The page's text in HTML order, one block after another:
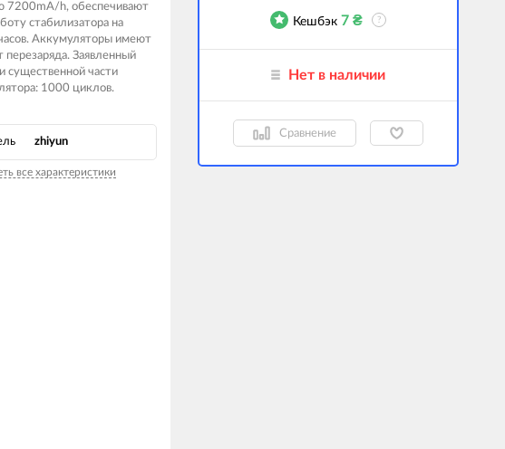
Электротранспорт
Умный дом
Бытовая техника
аккумуляторы)
Туристические GPS-
навигаторы
7200mA/h, обеспечивают
стабилизатора на
Аккумуляторы имеют
перезаряда. Заявленный
существенной части
1000 циклов.
zhiyun
все характеристики
Кешбэк 7 ₴ ?
Нет в наличии
Сравнение